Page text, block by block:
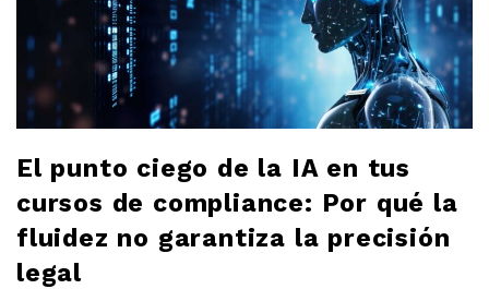
o
b
l
o
g
El punto ciego de la IA en tus
cursos de compliance: Por qué la
fluidez no garantiza la precisión
legal